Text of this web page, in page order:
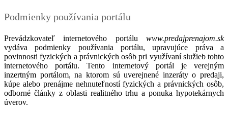
Podmienky používania portálu
Prevádzkovateľ internetového portálu www.predajprenajom.sk
vydáva podmienky používania portálu, upravujúce práva a
povinnosti fyzických a právnických osôb pri využívaní služieb tohto
internetového portálu. Tento internetový portál je verejným
inzertným portálom, na ktorom sú uverejnené inzeráty o predaji,
kúpe alebo prenájme nehnuteľností fyzických a právnických osôb,
odborné články z oblasti realitného trhu a ponuka hypotekárnych
úverov.